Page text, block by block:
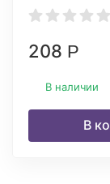
208 Р
В наличии
В